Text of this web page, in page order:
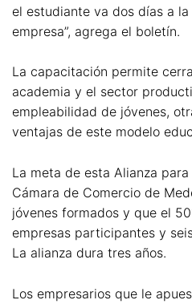
el estudiante va dos días a
empresa”, agrega el boletín.
La capacitación permite
academia y el sector
empleabilidad de jóvenes,
ventajas de este modelo
La meta de esta Alianza
Cámara de Comercio de
jóvenes formados y que el
empresas participantes y
La alianza dura tres años.
Los empresarios que le